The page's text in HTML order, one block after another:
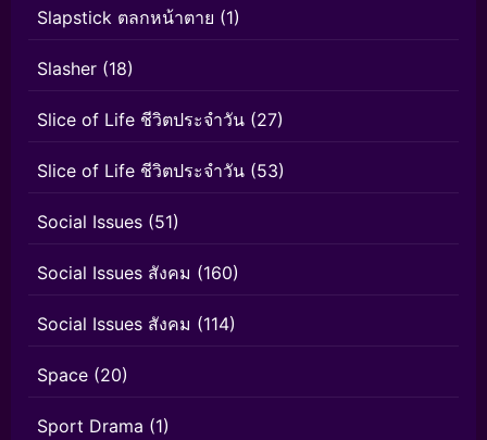
Slapstick ตลกหน้าตาย (1)
Slasher (18)
Slice of Life ชีวิตประจำวัน (27)
Slice of Life ชีวิตประจำวัน (53)
Social Issues (51)
Social Issues สังคม (160)
Social Issues สังคม (114)
Space (20)
Sport Drama (1)